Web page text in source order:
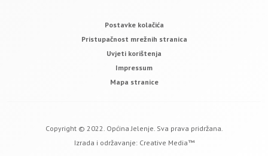
Postavke kolačića
Pristupačnost mrežnih stranica
Uvjeti korištenja
Impressum
Mapa stranice
Copyright © 2022. Općina Jelenje. Sva prava pridržana.
Izrada i održavanje: Creative Media™